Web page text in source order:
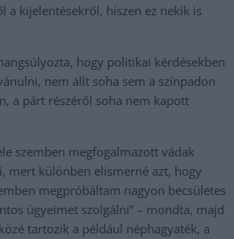
a kijelentésekről, hiszen ez nekik is
hogy politikai kérdésekben
nem állt soha sem a színpadon
a párt részéről soha nem kapott
szemben megfogalmazott vádak
mert különben elismerné azt, hogy
megpróbáltam nagyon becsületes
ügyeimet szolgálni” – mondta, majd
tartozik a például néphagyaték, a